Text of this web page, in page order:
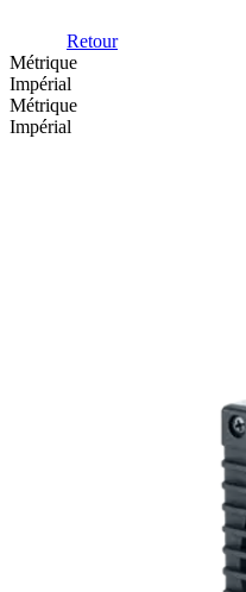
Retour
Métrique
Impérial
Métrique
Impérial